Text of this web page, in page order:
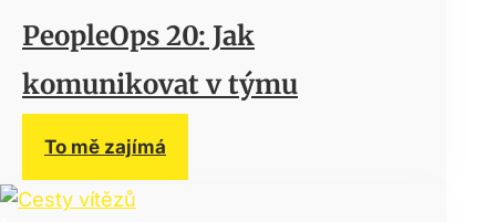
PeopleOps 20: Jak
komunikovat v týmu
To mě zajímá